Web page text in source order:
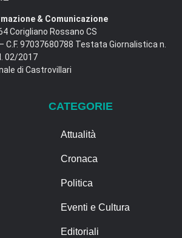
& Comunicazione
Corigliano Rossano CS
C.F. 97037680788 Testata Giornalistica n.
02/2017
di Castrovillari
CATEGORIE
Attualità
Cronaca
Politica
Eventi e Cultura
Editoriali